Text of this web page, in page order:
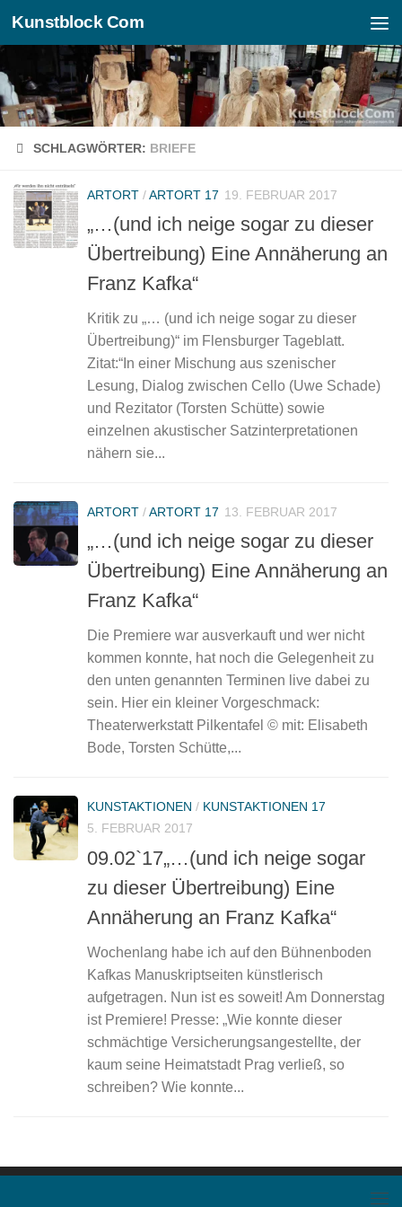
Zum Inhalt springen
Kunstblock Com
SCHLAGWÖRTER: BRIEFE
ARTORT /ARTORT 17 19. FEBRUAR 2017
„…(und ich neige sogar zu dieser
Übertreibung) Eine Annäherung an
Franz Kafka“
Kritik zu „… (und ich neige sogar zu dieser
Übertreibung)“ im Flensburger Tageblatt.
Zitat:“In einer Mischung aus szenischer
Lesung, Dialog zwischen Cello (Uwe Schade)
und Rezitator (Torsten Schütte) sowie
einzelnen akustischer Satzinterpretationen
nähern sie...
ARTORT /ARTORT 17 13. FEBRUAR 2017
„…(und ich neige sogar zu dieser
Übertreibung) Eine Annäherung an
Franz Kafka“
Die Premiere war ausverkauft und wer nicht
kommen konnte, hat noch die Gelegenheit zu
den unten genannten Terminen live dabei zu
sein. Hier ein kleiner Vorgeschmack:
Theaterwerkstatt Pilkentafel © mit: Elisabeth
Bode, Torsten Schütte,...
KUNSTAKTIONEN / KUNSTAKTIONEN 17
5. FEBRUAR 2017
09.02`17„…(und ich neige sogar
zu dieser Übertreibung) Eine
Annäherung an Franz Kafka“
Wochenlang habe ich auf den Bühnenboden
Kafkas Manuskriptseiten künstlerisch
aufgetragen. Nun ist es soweit! Am Donnerstag
ist Premiere! Presse: „Wie konnte dieser
schmächtige Versicherungsangestellte, der
kaum seine Heimatstadt Prag verließ, so
schreiben? Wie konnte...